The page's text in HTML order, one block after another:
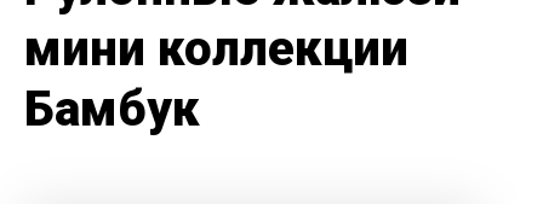
мини коллекции
Бамбук